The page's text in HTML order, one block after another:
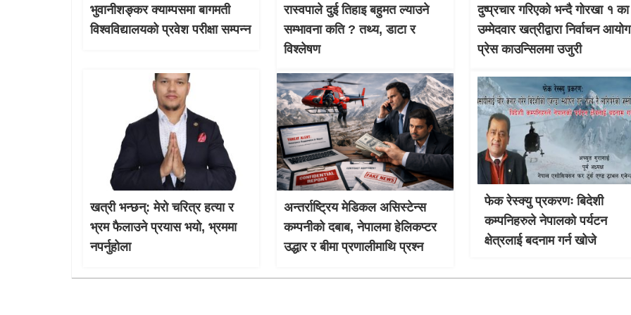
भुवानीशङ्कर क्याम्पसमा बागमती
विश्वविद्यालयको प्रवेश परीक्षा सम्पन्न
रास्वपाले दुई तिहाइ बहुमत ल्याउने
सम्भावना कति ? तथ्य, डाटा र
विश्लेषण
दुष्प्रचार गरिएको भन्दै गोरखा १ का
उम्मेदवार खत्रीद्वारा निर्वाचन
प्रेस काउन्सिलमा उजुरी
खत्री भन्छन्: मेरो चरित्र हत्या र
भ्रम फैलाउने प्रयास भयो, भ्रममा
नपर्नुहोला
अन्तर्राष्ट्रिय मेडिकल असिस्टेन्स
कम्पनीको दबाब, नेपालमा हेलिकप्टर
उद्धार र बीमा प्रणालीमाथि प्रश्न
फेक रेस्क्यु प्रकरणः बिदेशी
कम्पनिहरुले नेपालको पर्यटन
क्षेत्रलाई बदनाम गर्न खोजे